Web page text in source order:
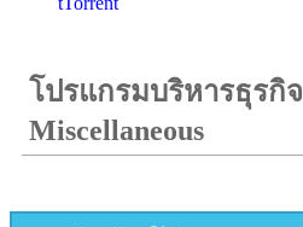
โปรแกรมบริหารธุรกิจ
Miscellaneous